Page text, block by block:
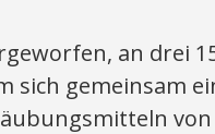
an drei
sich gemeinsam